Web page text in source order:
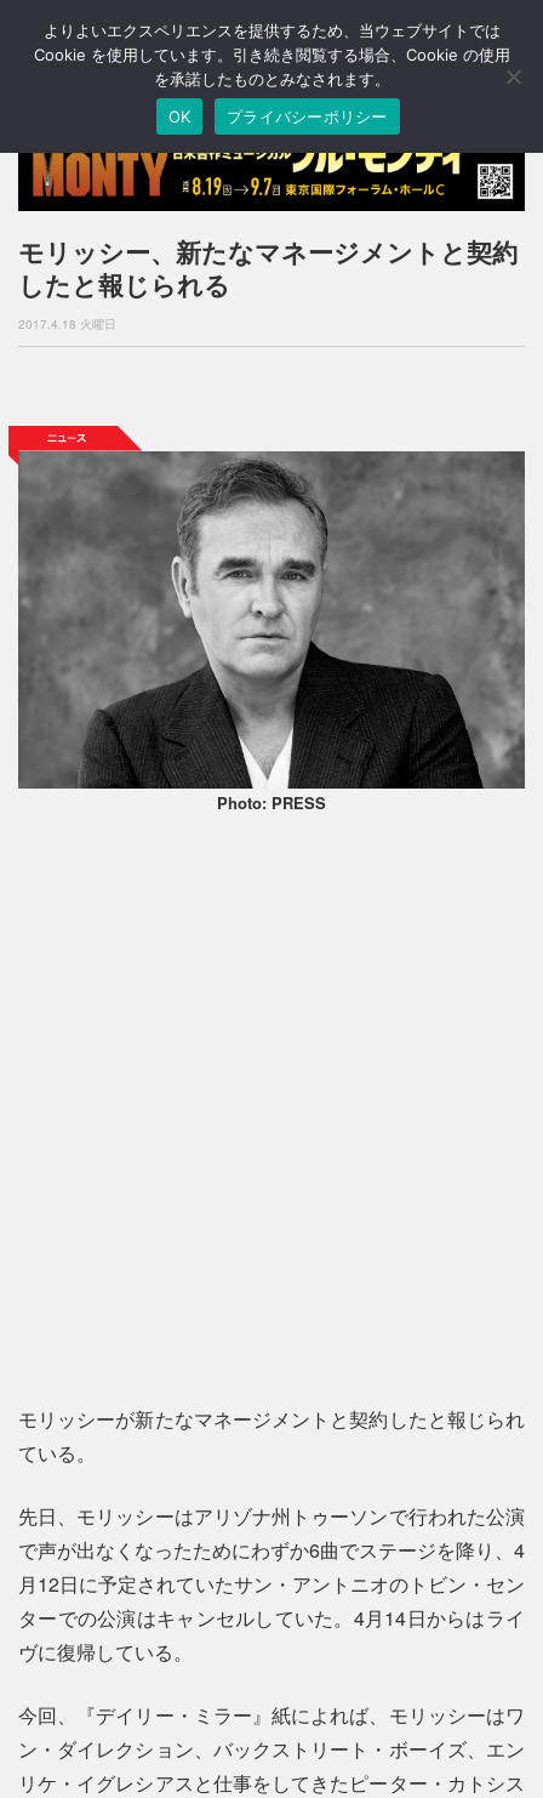
T
o
n
a
v
i
g
o
モリッシー、新たなマネージメントと契約
したと報じられる
2017.4.18 火曜日
Photo: PRESS
モリッシーが新たなマネージメントと契約したと報じられ
ている。
先日、モリッシーはアリゾナ州トゥーソンで行われた公演
で声が出なくなったためにわずか6曲でステージを降り、4
月12日に予定されていたサン・アントニオのトビン・セン
ターでの公演はキャンセルしていた。4月14日からはライ
ヴに復帰している。
今回、『デイリー・ミラー』紙によれば、モリッシーはワ
ン・ダイレクション、バックストリート・ボーイズ、エン
リケ・イグレシアスと仕事をしてきたピーター・カトシス
よりよいエクスペリエンスを提供するため、当ウェブサイトでは
Cookie を使用しています。引き続き閲覧する場合、Cookie の使用
を承諾したものとみなされます。
OK
プライバシーポリシー